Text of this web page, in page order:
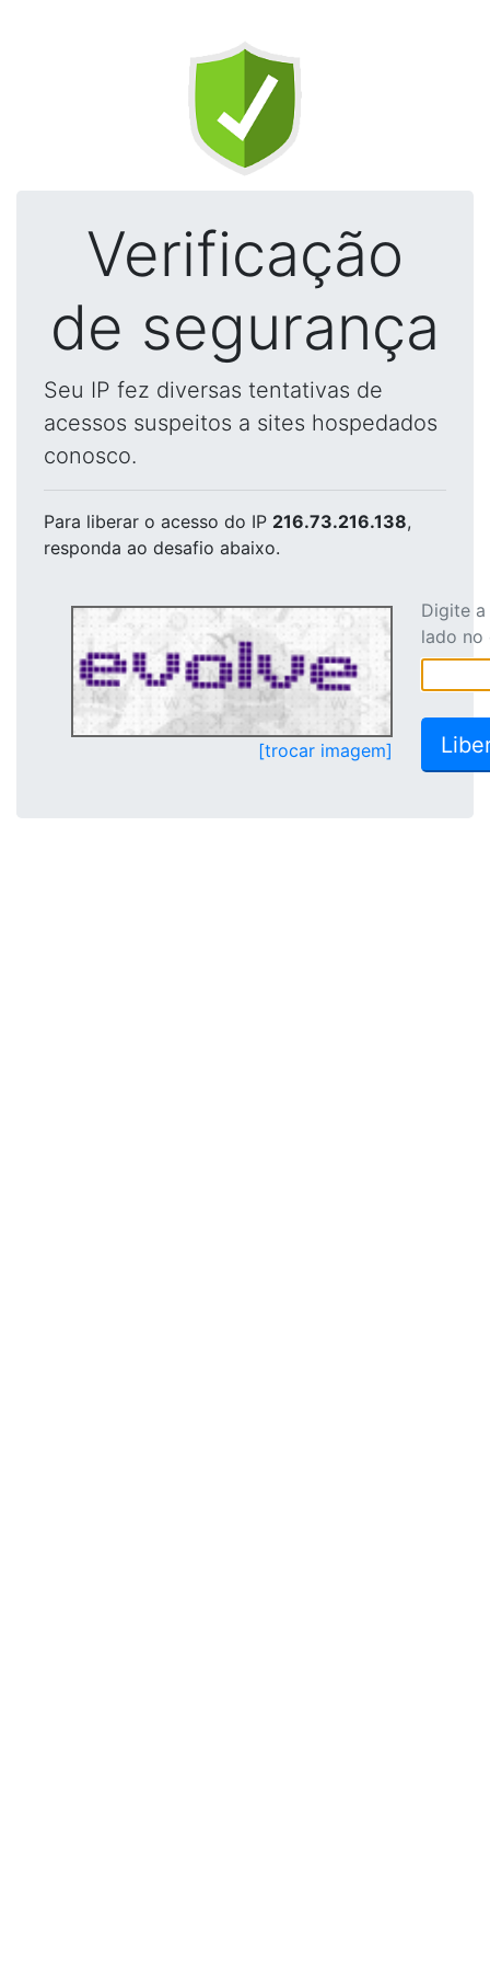
Verificação
de segurança
Seu IP fez diversas tentativas de
acessos suspeitos a sites hospedados
conosco.
Para liberar o acesso do IP 216.73.216.138,
responda ao desafio abaixo.
[trocar imagem]
Digite
lado no